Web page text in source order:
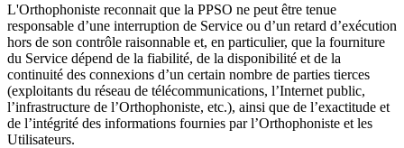
L'Orthophoniste reconnait que la PPSO ne peut être tenue
responsable d’une interruption de Service ou d’un retard d’exécution
hors de son contrôle raisonnable et, en particulier, que la fourniture
du Service dépend de la fiabilité, de la disponibilité et de la
continuité des connexions d’un certain nombre de parties tierces
(exploitants du réseau de télécommunications, l’Internet public,
l’infrastructure de l’Orthophoniste, etc.), ainsi que de l’exactitude et
de l’intégrité des informations fournies par l’Orthophoniste et les
Utilisateurs.